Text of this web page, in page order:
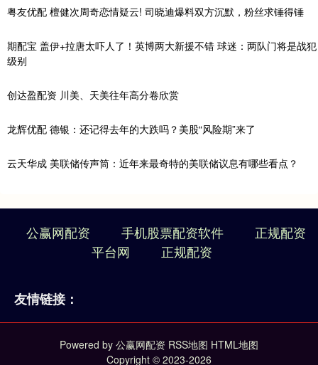
粤友优配 檀健次周奇恋情疑云! 司晓迪爆料双方沉默，粉丝求锤得锤
期配宝 盖伊+拉唐太吓人了！英博两大新援不错 球迷：两队门将是战犯
级别
创达盈配资 川美、天美往年高分卷欣赏
龙辉优配 德银：还记得去年的大跌吗？美股“风险期”来了
云天华成 美联储传声筒：近年来最奇特的美联储议息有哪些看点？
公赢网配资 手机股票配资软件
正规配资
平台网
正规配资
友情链接：
Powered by 公赢网配资 RSS地图 HTML地图
Copyright © 2023-2026